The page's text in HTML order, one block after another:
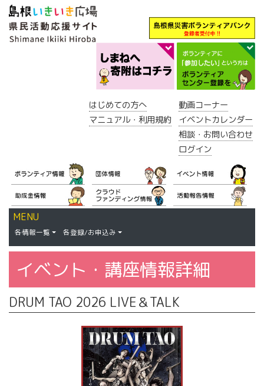
はじめての方へ
マニュアル・利用規約
動画コーナー
イベントカレンダー
相談・お問い合わせ
ログイン
MENU
各情報一覧 各登録/お申込み
イベント・講座情報詳細
DRUM TAO 2026 LIVE＆TALK